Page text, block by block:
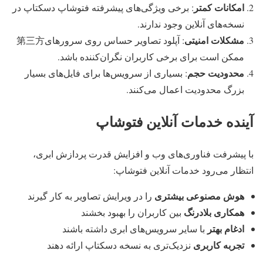
امکانات کمتر : برخی ویژگی‌های پیشرفته فتوشاپ دسکتاپ در
نسخه‌های آنلاین وجود ندارند.
مشکلات امنیتی
: آپلود تصاویر حساس روی سرورهای第三方
ممکن است برای برخی کاربران نگران‌کننده باشد.
محدودیت حجم: بسیاری از سرویس‌ها برای فایل‌های بسیار
بزرگ محدودیت اعمال می‌کنند.
آینده خدمات آنلاین فتوشاپ
با پیشرفت فناوری‌های وب و افزایش قدرت پردازش ابری،
انتظار می‌رود خدمات آنلاین فتوشاپ:
هوش مصنوعی بیشتری را در ویرایش تصاویر به کار گیرند
همکاری بلادرنگ بین کاربران را بهبود بخشند
ادغام بهتر با سایر سرویس‌های ابری داشته باشند
تجربه کاربری نزدیک‌تری به نسخه دسکتاپ ارائه دهند